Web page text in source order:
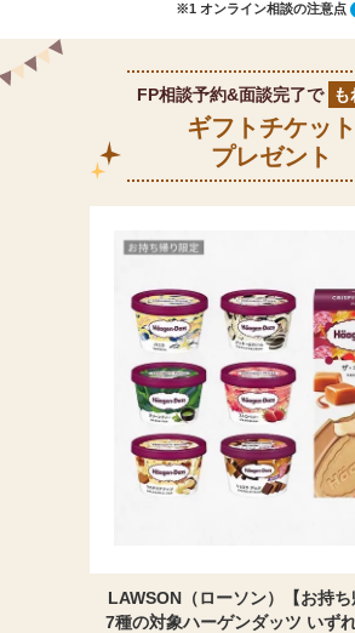
※1 オンライン相談の注意点
FP相談予約&面談完了で も
ギフトチケット
プレゼント
LAWSON（ローソン）【お持ち
7種の対象ハーゲンダッツ いず